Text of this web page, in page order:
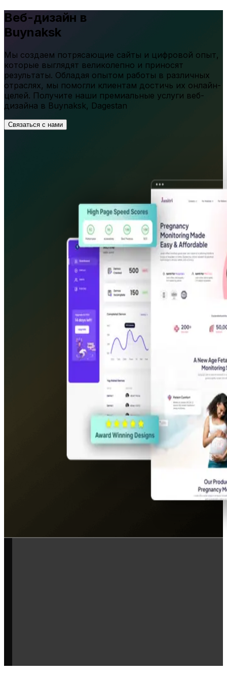
Веб-дизайн в
Buynaksk
Мы создаем потрясающие сайты и цифровой опыт,
которые выглядят великолепно и приносят
результаты. Обладая опытом работы в различных
отраслях, мы помогли клиентам достичь их онлайн-
целей. Получите наши премиальные услуги веб-
дизайна в Buynaksk, Dagestan
Связаться с нами